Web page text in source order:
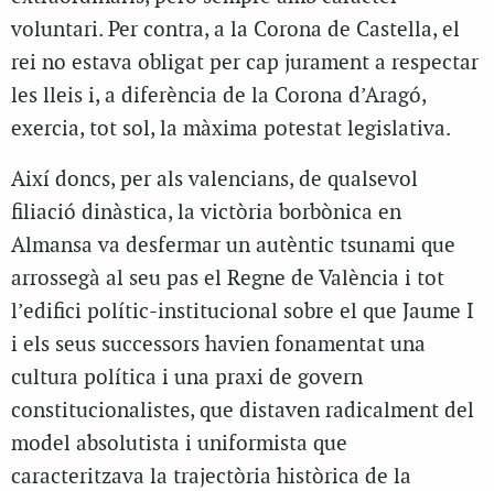
voluntari. Per contra, a la Corona de Castella, el
rei no estava obligat per cap jurament a respectar
les lleis i, a diferència de la Corona d’Aragó,
exercia, tot sol, la màxima potestat legislativa.
Així doncs, per als valencians, de qualsevol
filiació dinàstica, la victòria borbònica en
Almansa va desfermar un autèntic tsunami que
arrossegà al seu pas el Regne de València i tot
l’edifici polític-institucional sobre el que Jaume I
i els seus successors havien fonamentat una
cultura política i una praxi de govern
constitucionalistes, que distaven radicalment del
model absolutista i uniformista que
caracteritzava la trajectòria històrica de la